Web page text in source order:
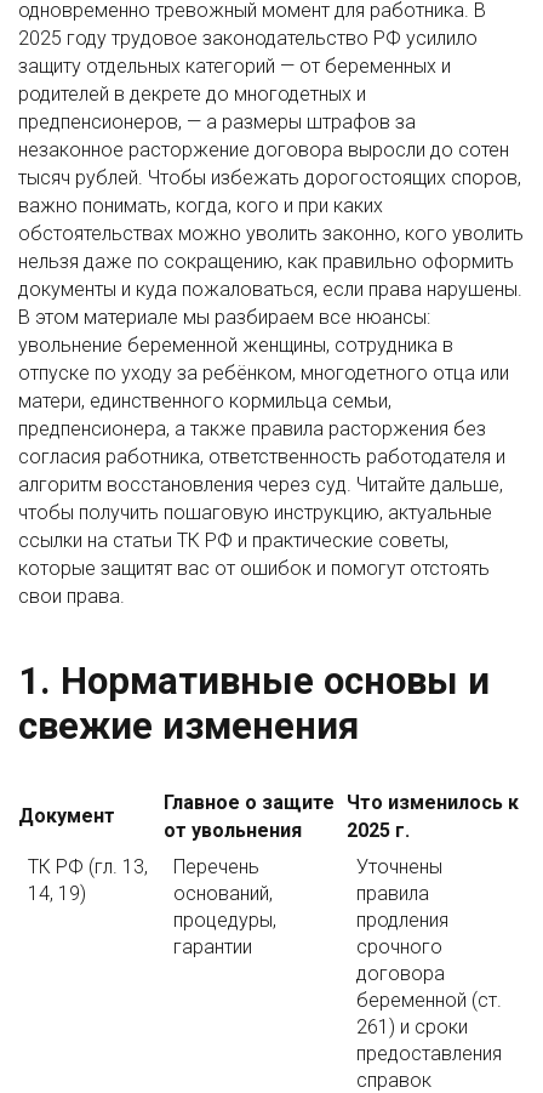
одновременно тревожный момент для работника. В
2025 году трудовое законодательство РФ усилило
защиту отдельных категорий — от беременных и
родителей в декрете до многодетных и
предпенсионеров, — а размеры штрафов за
незаконное расторжение договора выросли до сотен
тысяч рублей. Чтобы избежать дорогостоящих споров,
важно понимать, когда, кого и при каких
обстоятельствах можно уволить законно, кого уволить
нельзя даже по сокращению, как правильно оформить
документы и куда пожаловаться, если права нарушены.
В этом материале мы разбираем все нюансы:
увольнение беременной женщины, сотрудника в
отпуске по уходу за ребёнком, многодетного отца или
матери, единственного кормильца семьи,
предпенсионера, а также правила расторжения без
согласия работника, ответственность работодателя и
алгоритм восстановления через суд. Читайте дальше,
чтобы получить пошаговую инструкцию, актуальные
ссылки на статьи ТК РФ и практические советы,
которые защитят вас от ошибок и помогут отстоять
свои права.
1. Нормативные основы и
свежие изменения
Документ
Главное о защите
от увольнения
Что изменилось к
2025 г.
ТК РФ (гл. 13,
14, 19)
Перечень
оснований,
процедуры,
гарантии
Уточнены
правила
продления
срочного
договора
беременной (ст.
261) и сроки
предоставления
справок